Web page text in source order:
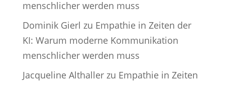
menschlicher werden muss
Dominik Gierl zu Empathie in Zeiten der
KI: Warum moderne Kommunikation
menschlicher werden muss
Jacqueline Althallerzu Empathie in Zeiten